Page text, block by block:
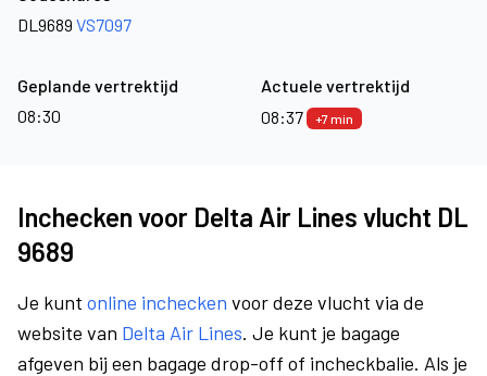
DL9689 VS7097
Geplande vertrektijd
08:30
Actuele vertrektijd
08:37
+7 min
Inchecken voor Delta Air Lines vlucht DL
9689
Je kunt online inchecken voor deze vlucht via de
website van Delta Air Lines. Je kunt je bagage
afgeven bij een bagage drop-off of incheckbalie. Als je